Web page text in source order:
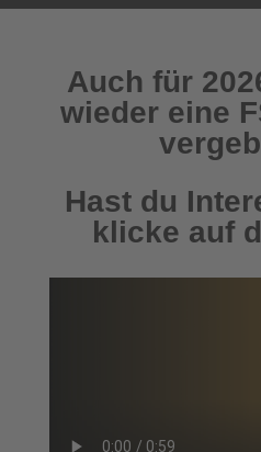
Auch für
wieder eine
Hast du
klicke auf